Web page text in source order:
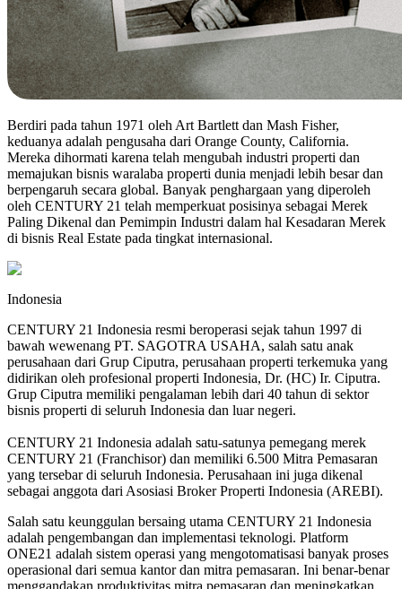
Berdiri pada tahun 1971 oleh Art Bartlett dan Mash Fisher,
keduanya adalah pengusaha dari Orange County, California.
Mereka dihormati karena telah mengubah industri properti dan
memajukan bisnis waralaba properti dunia menjadi lebih besar dan
berpengaruh secara global. Banyak penghargaan yang diperoleh
oleh CENTURY 21 telah memperkuat posisinya sebagai Merek
Paling Dikenal dan Pemimpin Industri dalam hal Kesadaran Merek
di bisnis Real Estate pada tingkat internasional.
Indonesia
CENTURY 21 Indonesia resmi beroperasi sejak tahun 1997 di
bawah wewenang PT. SAGOTRA USAHA, salah satu anak
perusahaan dari Grup Ciputra, perusahaan properti terkemuka yang
didirikan oleh profesional properti Indonesia, Dr. (HC) Ir. Ciputra.
Grup Ciputra memiliki pengalaman lebih dari 40 tahun di sektor
bisnis properti di seluruh Indonesia dan luar negeri.
CENTURY 21 Indonesia adalah satu-satunya pemegang merek
CENTURY 21 (Franchisor) dan memiliki 6.500 Mitra Pemasaran
yang tersebar di seluruh Indonesia. Perusahaan ini juga dikenal
sebagai anggota dari Asosiasi Broker Properti Indonesia (AREBI).
Salah satu keunggulan bersaing utama CENTURY 21 Indonesia
adalah pengembangan dan implementasi teknologi. Platform
ONE21 adalah sistem operasi yang mengotomatisasi banyak proses
operasional dari semua kantor dan mitra pemasaran. Ini benar-benar
menggandakan produktivitas mitra pemasaran dan meningkatkan